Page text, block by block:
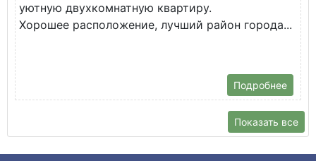
уютную двухкомнатную квартиру.
Хорошее расположение, лучший район города...
Подробнее
Показать все